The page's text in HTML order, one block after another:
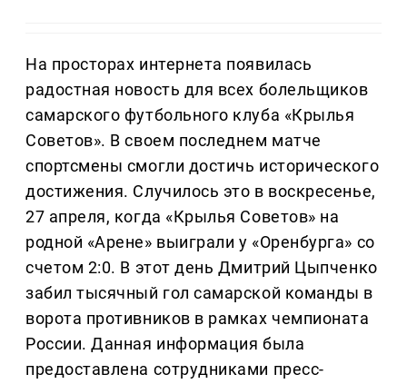
На просторах интернета появилась
радостная новость для всех болельщиков
самарского футбольного клуба «Крылья
Советов». В своем последнем матче
спортсмены смогли достичь исторического
достижения. Случилось это в воскресенье,
27 апреля, когда «Крылья Советов» на
родной «Арене» выиграли у «Оренбурга» со
счетом 2:0. В этот день Дмитрий Цыпченко
забил тысячный гол самарской команды в
ворота противников в рамках чемпионата
России. Данная информация была
предоставлена сотрудниками пресс-